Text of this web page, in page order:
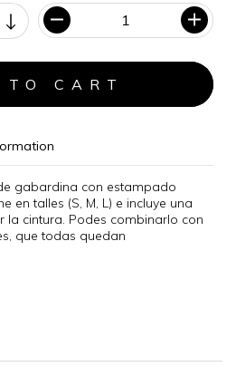
gabardina con estampado
en talles (S, M, L) e incluye una
cintura. Podes combinarlo con
que todas quedan